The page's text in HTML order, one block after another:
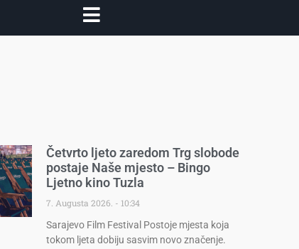
Četvrto ljeto zaredom Trg slobode
postaje Naše mjesto – Bingo
Ljetno kino Tuzla
7. Augusta 2026.
10:34
Sarajevo Film Festival Postoje mjesta koja
tokom ljeta dobiju sasvim novo značenje.